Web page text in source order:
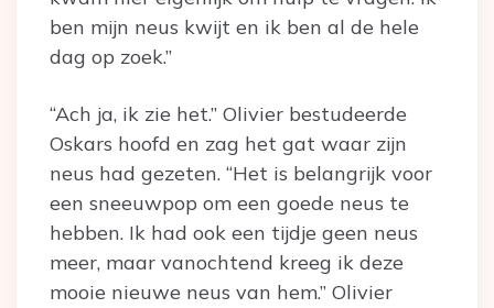
ben mijn neus kwijt en ik ben al de hele
dag op zoek.”
“Ach ja, ik zie het.” Olivier bestudeerde
Oskars hoofd en zag het gat waar zijn
neus had gezeten. “Het is belangrijk voor
een sneeuwpop om een goede neus te
hebben. Ik had ook een tijdje geen neus
meer, maar vanochtend kreeg ik deze
mooie nieuwe neus van hem.” Olivier